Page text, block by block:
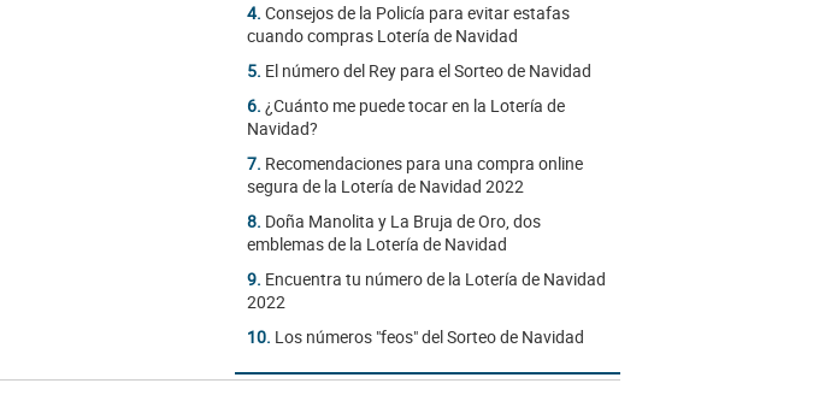
4. Consejos de la Policía para evitar estafas
cuando compras Lotería de Navidad
5. El número del Rey para el Sorteo de Navidad
6. ¿Cuánto me puede tocar en la Lotería de
Navidad?
7. Recomendaciones para una compra online
segura de la Lotería de Navidad 2022
8. Doña Manolita y La Bruja de Oro, dos
emblemas de la Lotería de Navidad
9. Encuentra tu número de la Lotería de Navidad
2022
10. Los números "feos" del Sorteo de Navidad